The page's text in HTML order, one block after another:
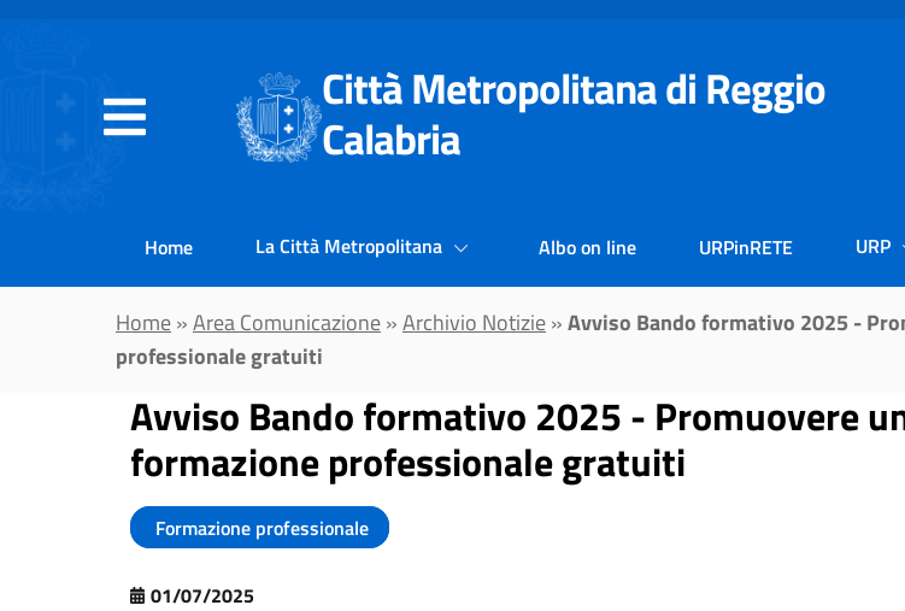
Città Metropolitana di Reggio
Calabria
Home La Città Metropolitana Albo on line URPinRETE URP
Home»Area Comunicazione»Archivio Notizie»Avviso Bando formativo 2025 -
professionale gratuiti
Avviso Bando formativo 2025 - Promuovere
formazione professionale gratuiti
Formazione professionale
01/07/2025